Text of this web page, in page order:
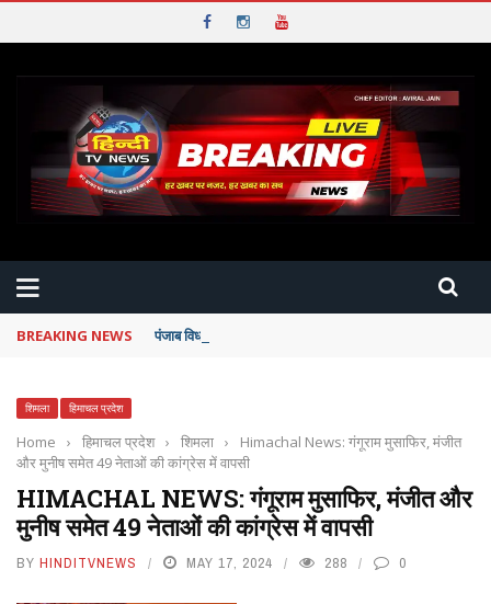
BREAKING NEWS पंजाब विधानसभा: कनाडा में फंसे छात्रों को पंजाब सरकार देगी पूरी
शिमला हिमाचल प्रदेश
Home › हिमाचल प्रदेश › शिमला ›
Himachal News: गंगूराम मुसाफिर, मंजीत
और मुनीष समेत 49 नेताओं की कांग्रेस में वापसी
HIMACHAL NEWS: गंगूराम मुसाफिर, मंजीत और
मुनीष समेत 49 नेताओं की कांग्रेस में वापसी
BY HINDITVNEWS MAY 17, 2024 288 0